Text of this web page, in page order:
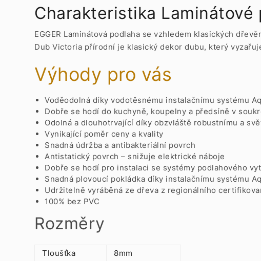
Charakteristika Laminátové
EGGER Laminátová podlaha se vzhledem klasických
Dub Victoria přírodní je klasický dekor dubu, který
Výhody pro vás
Voděodolná díky vodotěsnému instalačnímu systému
Dobře se hodí do kuchyně, koupelny a předsíně v
Odolná a dlouhotrvající díky obzvláště robustnímu a
Vynikající poměr ceny a kvality
Snadná údržba a antibakteriální povrch
Antistatický povrch – snižuje elektrické náboje
Dobře se hodí pro instalaci se systémy podlahového
Snadná plovoucí pokládka díky instalačnímu systému
Udržitelně vyráběná ze dřeva z regionálního
100% bez PVC
Rozměry
Tloušťka 8mm